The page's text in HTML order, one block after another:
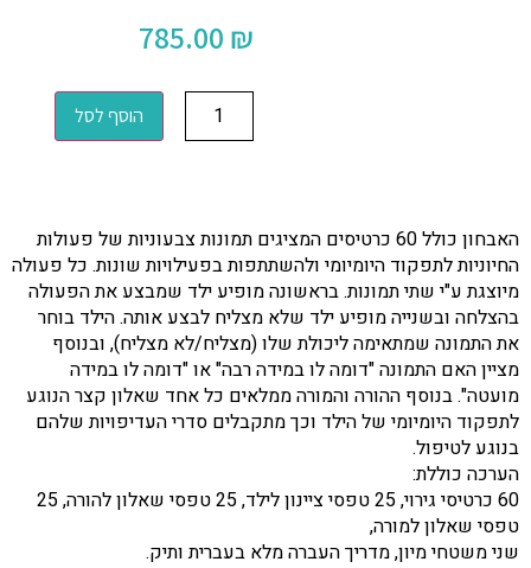
785.00 ₪
הוסף לסל
האבחון כולל 60 כרטיסים המציגים תמונות צבעוניות של פעולות
החיוניות לתפקוד היומיומי ולהשתתפות בפעילויות שונות. כל פעולה
מיוצגת ע"י שתי תמונות. בראשונה מופיע ילד שמבצע את הפעולה
בהצלחה ובשנייה מופיע ילד שלא מצליח לבצע אותה. הילד בוחר
את התמונה שמתאימה ליכולת שלו (מצליח/לא מצליח), ובנוסף
מציין האם התמונה "דומה לו במידה רבה" או "דומה לו במידה
מועטה". בנוסף ההורה והמורה ממלאים כל אחד שאלון קצר הנוגע
לתפקוד היומיומי של הילד וכך מתקבלים סדרי העדיפויות שלהם
בנוגע לטיפול.
הערכה כוללת:
60 כרטיסי גירוי, 25 טפסי ציינון לילד, 25 טפסי שאלון להורה, 25
טפסי שאלון למורה,
שני משטחי מיון, מדריך העברה מלא בעברית ותיק.